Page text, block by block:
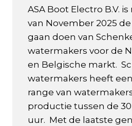
ASA Boot Electro B.V.
van November 2025
gaan doen van
watermakers voor de
en Belgische markt.
watermakers heeft
range van
productie tussen de 30
uur. Met de laatste